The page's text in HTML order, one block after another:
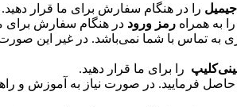
را در هنگام سفارش برای ما قرار دهید.
به همراه رمز ورود در هنگام سفارش برای
به تماس با شما نمی‌باشد. در غیر این
را برای ما قرار دهید.
فرمایید. در صورت نیاز به آموزش و